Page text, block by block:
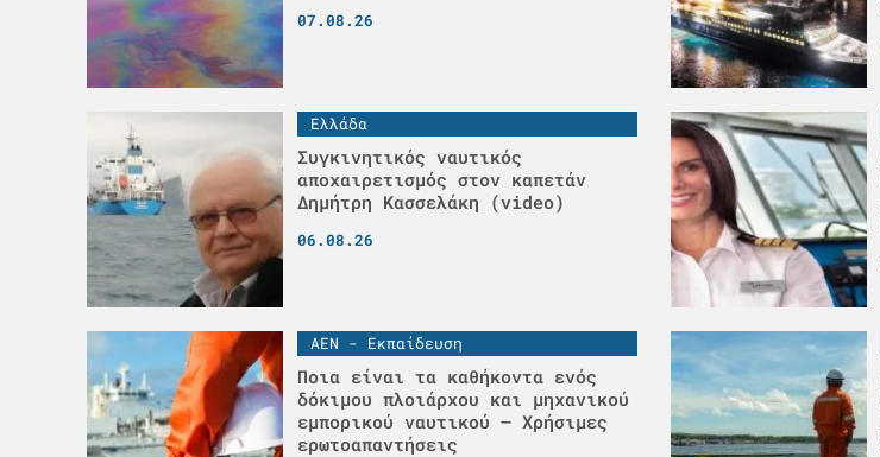
07.08.26
Ελλάδα
Συγκινητικός ναυτικός
αποχαιρετισμός στον καπετάν
Δημήτρη Κασσελάκη (video)
06.08.26
ΑΕΝ - Εκπαίδευση
Ποια είναι τα καθήκοντα ενός
δόκιμου πλοιάρχου και μηχανικού
εμπορικού ναυτικού – Χρήσιμες
ερωτοαπαντήσεις